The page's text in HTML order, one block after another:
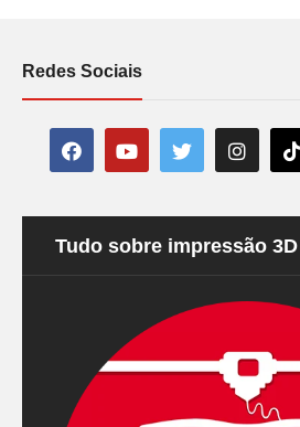
Redes Sociais
Tudo sobre impressão 3D